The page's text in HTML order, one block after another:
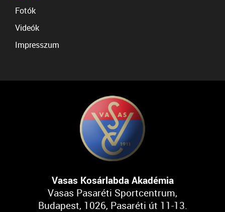
Fotók
Videók
Impresszum
Vasas Kosárlabda Akadémia
Vasas Pasaréti Sportcentrum,
Budapest, 1026, Pasaréti út 11-13.